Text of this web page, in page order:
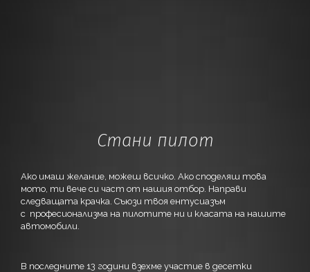
Стани пилот
Ако имаш желание, можеш всичко. Ако споделяш това
мото, ти вече си част от нашия отбор. Направи
следващата крачка. Съюзи твоя ентусиазъм
с професионализма на пилотите ни и класата на нашите
автомобили.
В последните 13 години взехме участие в десетки